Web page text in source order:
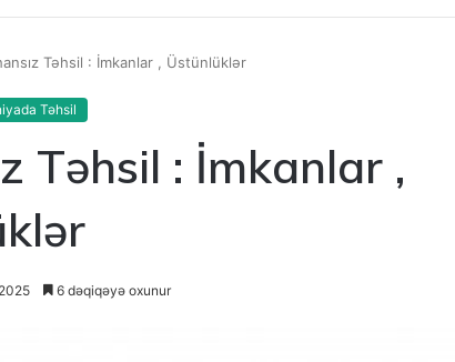
Təhsil : İmkanlar , Üstünlüklər
Təhsil
Təhsil : İmkanlar ,
6 dəqiqəyə oxunur